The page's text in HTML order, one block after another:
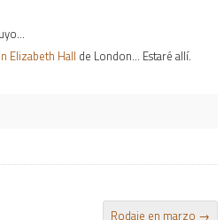
Elizabeth Hall de London… Estaré allí.
Rodaje en marzo →